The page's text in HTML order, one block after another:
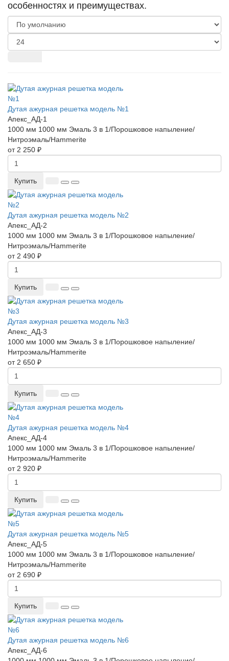
особенностях и преимуществах.
Дутая ажурная решетка модель №1
Апекс_АД-1
1000 мм 1000 мм Эмаль 3 в 1/Порошковое напыление/
Нитроэмаль/Hammerite
от 2 250 ₽
Купить
Дутая ажурная решетка модель №2
Апекс_АД-2
1000 мм 1000 мм Эмаль 3 в 1/Порошковое напыление/
Нитроэмаль/Hammerite
от 2 490 ₽
Купить
Дутая ажурная решетка модель №3
Апекс_АД-3
1000 мм 1000 мм Эмаль 3 в 1/Порошковое напыление/
Нитроэмаль/Hammerite
от 2 650 ₽
Купить
Дутая ажурная решетка модель №4
Апекс_АД-4
1000 мм 1000 мм Эмаль 3 в 1/Порошковое напыление/
Нитроэмаль/Hammerite
от 2 920 ₽
Купить
Дутая ажурная решетка модель №5
Апекс_АД-5
1000 мм 1000 мм Эмаль 3 в 1/Порошковое напыление/
Нитроэмаль/Hammerite
от 2 690 ₽
Купить
Дутая ажурная решетка модель №6
Апекс_АД-6